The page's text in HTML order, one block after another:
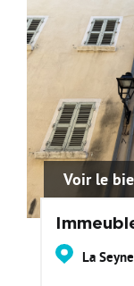
Voir le
La